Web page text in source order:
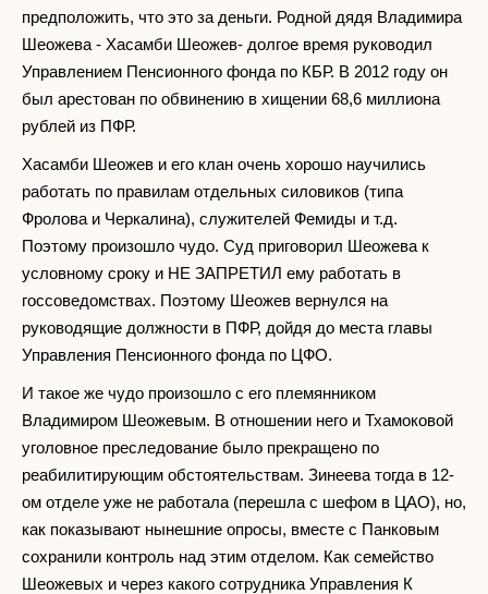
предположить, что это за деньги. Родной дядя Владимира
Шеожева - Хасамби Шеожев- долгое время руководил
Управлением Пенсионного фонда по КБР. В 2012 году он
был арестован по обвинению в хищении 68,6 миллиона
рублей из ПФР.
Хасамби Шеожев и его клан очень хорошо научились
работать по правилам отдельных силовиков (типа
Фролова и Черкалина), служителей Фемиды и т.д.
Поэтому произошло чудо. Суд приговорил Шеожева к
условному сроку и НЕ ЗАПРЕТИЛ ему работать в
госсоведомствах. Поэтому Шеожев вернулся на
руководящие должности в ПФР, дойдя до места главы
Управления Пенсионного фонда по ЦФО.
И такое же чудо произошло с его племянником
Владимиром Шеожевым. В отношении него и Тхамоковой
уголовное преследование было прекращено по
реабилитирующим обстоятельствам. Зинеева тогда в 12-
ом отделе уже не работала (перешла с шефом в ЦАО), но,
как показывают нынешние опросы, вместе с Панковым
сохранили контроль над этим отделом. Как семейство
Шеожевых и через какого сотрудника Управления К